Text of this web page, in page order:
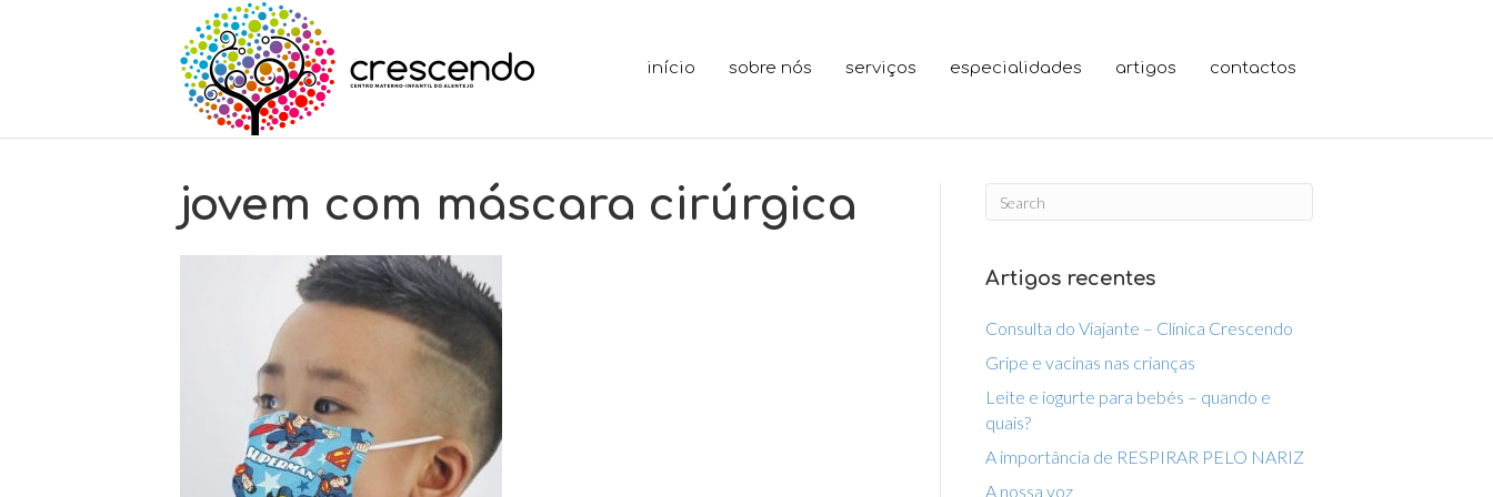
início sobre nós serviços especialidades artigos contactos
jovem com máscara cirúrgica
Artigos recentes
Consulta do Viajante – Clínica Crescendo
Gripe e vacinas nas crianças
Leite e iogurte para bebés – quando e
quais?
A importância de RESPIRAR PELO NARIZ
A nossa voz